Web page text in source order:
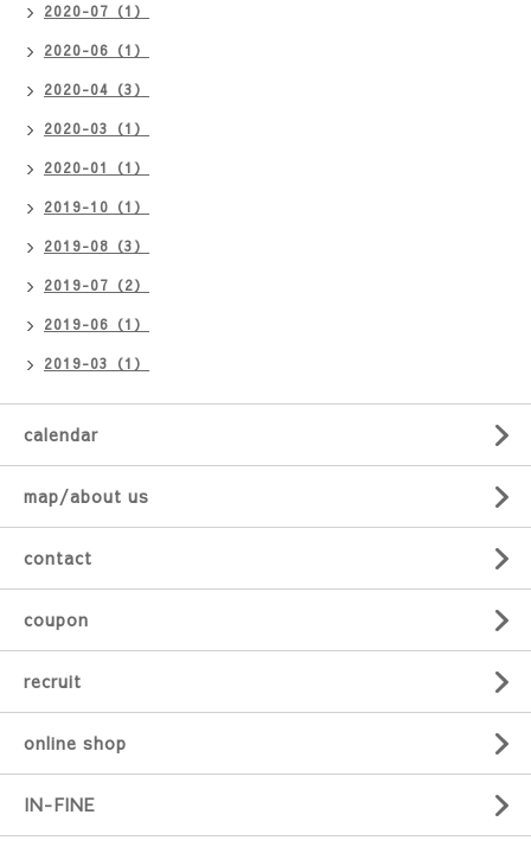
2020-07（1）
2020-06（1）
2020-04（3）
2020-03（1）
2020-01（1）
2019-10（1）
2019-08（3）
2019-07（2）
2019-06（1）
2019-03（1）
calendar
map/about us
contact
coupon
recruit
online shop
IN-FINE